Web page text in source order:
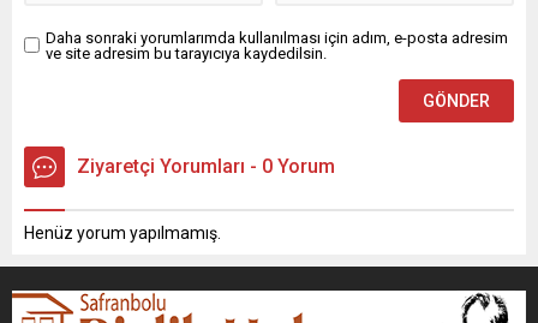
Daha sonraki yorumlarımda kullanılması için adım, e-posta adresim
ve site adresim bu tarayıcıya kaydedilsin.
Ziyaretçi Yorumları - 0 Yorum
Henüz yorum yapılmamış.